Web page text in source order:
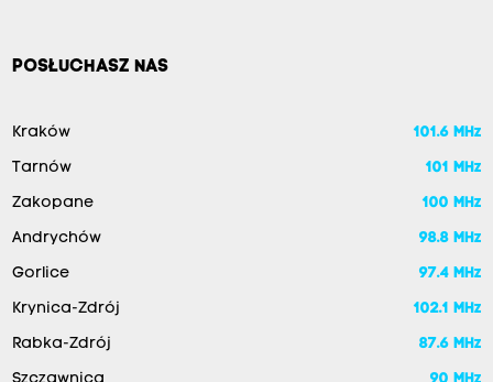
POSŁUCHASZ NAS
Kraków 101.6 MHz
Tarnów 101 MHz
Zakopane 100 MHz
Andrychów 98.8 MHz
Gorlice 97.4 MHz
Krynica-Zdrój 102.1 MHz
Rabka-Zdrój 87.6 MHz